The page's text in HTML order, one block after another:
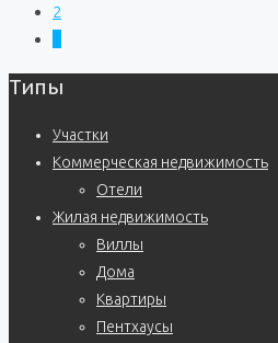
2
Типы
Участки
Коммерческая недвижимость
Отели
Жилая недвижимость
Виллы
Дома
Квартиры
Пентхаусы